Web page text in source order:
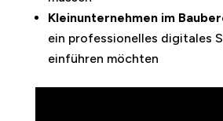
Kleinunternehmen im
ein professionelles digitales
einführen möchten